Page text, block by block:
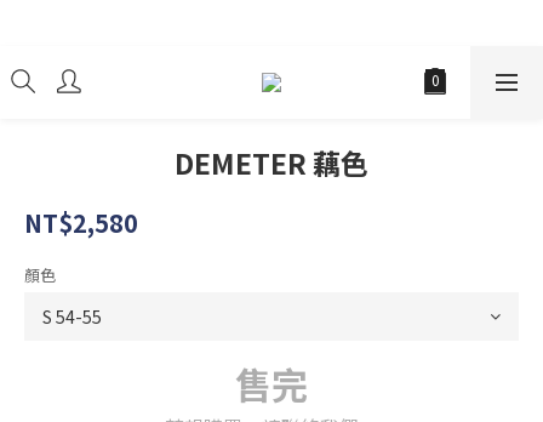
DEMETER 藕色
NT$2,580
顏色
售完